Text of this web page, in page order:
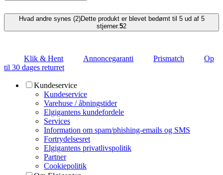
Hvad andre synes (2)Dette produkt er blevet bedømt til 5 ud af 5
stjerner.52
Klik & Hent Annoncegaranti Prismatch
Op
til 30 dages returret
Kundeservice
Kundeservice
Varehuse / åbningstider
Elgigantens kundefordele
Services
Information om spam/phishing-emails og SMS
Fortrydelsesret
Elgigantens privatlivspolitik
Partner
Cookiepolitik